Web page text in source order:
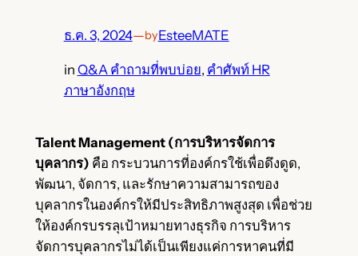
ธ.ค. 3, 2024—byEsteeMATE
in Q&A คำถามที่พบบ่อย, คำศัพท์ HR
ภาษาอังกฤษ
Talent Management (การบริหารจัดการ
บุคลากร) คือ กระบวนการที่องค์กรใช้เพื่อดึงดูด,
พัฒนา, จัดการ, และรักษาความสามารถของ
บุคลากรในองค์กรให้มีประสิทธิภาพสูงสุด เพื่อช่วย
ให้องค์กรบรรลุเป้าหมายทางธุรกิจ การบริหาร
จัดการบุคลากรไม่ได้เป็นเพียงแค่การหาคนที่มี